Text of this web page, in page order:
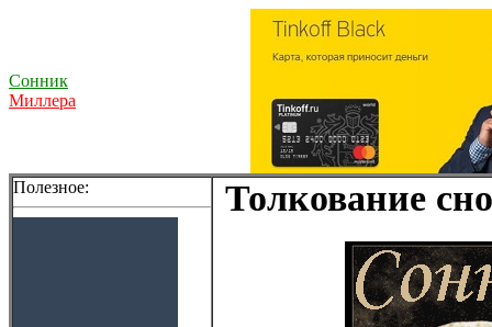
Сонник
Миллера
Полезное: Толкование